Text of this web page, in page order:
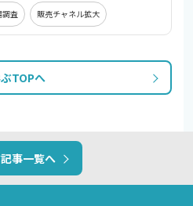
調査 販売チャネル拡大
TOPへ
事一覧へ